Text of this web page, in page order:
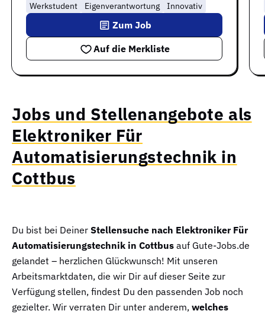
Werkstudent Eigenverantwortung Innovativ
Auf die Merkliste
Zum Job
Jobs und Stellenangebote als
Elektroniker Für
Automatisierungstechnik in
Cottbus
Du bist bei Deiner Stellensuche nach Elektroniker Für
Automatisierungstechnik in Cottbus auf Gute-Jobs.de
gelandet – herzlichen Glückwunsch! Mit unseren
Arbeitsmarktdaten, die wir Dir auf dieser Seite zur
Verfügung stellen, findest Du den passenden Job noch
gezielter. Wir verraten Dir unter anderem, welches